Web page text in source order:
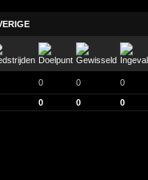
0 0 0
0 0 0